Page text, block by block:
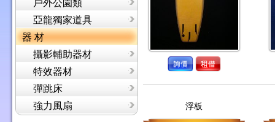
戶外公園類
亞龍獨家道具
器 材
攝影輔助器材
特效器材
彈跳床
強力風扇
浮板